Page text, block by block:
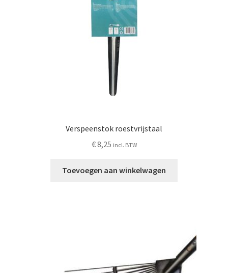
Verspeenstok roestvrijstaal
€8,25 incl. BTW
Toevoegen aan winkelwagen